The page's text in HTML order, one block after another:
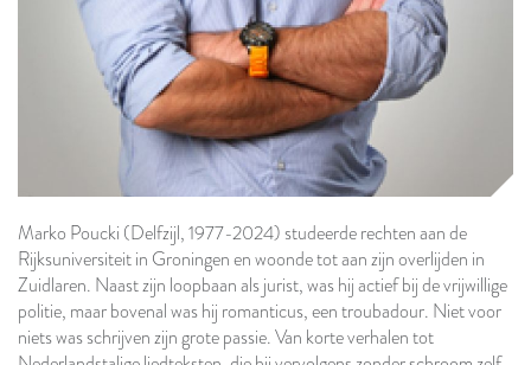
Marko Poucki (Delfzijl, 1977-2024) studeerde rechten aan de
Rijksuniversiteit in Groningen en woonde tot aan zijn overlijden in
Zuidlaren. Naast zijn loopbaan als jurist, was hij actief bij de vrijwillige
politie, maar bovenal was hij romanticus, een troubadour. Niet voor
niets was schrijven zijn grote passie. Van korte verhalen tot